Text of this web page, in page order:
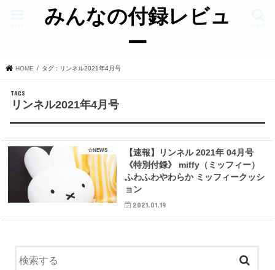
みんなの付録レビュ
ー
HOME タグ : リンネル2021年4月号
リンネル2021年4月号
☆NEWS
【速報】リンネル 2021年 04月号
《特別付録》 miffy（ミッフィー）
ふわふわやわらか ミッフィークッシ
ョン
2021.01.19